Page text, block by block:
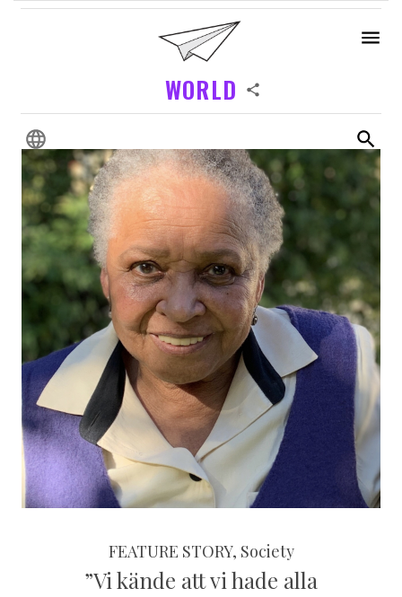
WORLD
FEATURE STORY, Society
”Vi kände att vi hade alla